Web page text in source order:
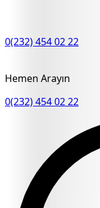
0(232) 454 02 22
Hemen Arayın
0(232) 454 02 22